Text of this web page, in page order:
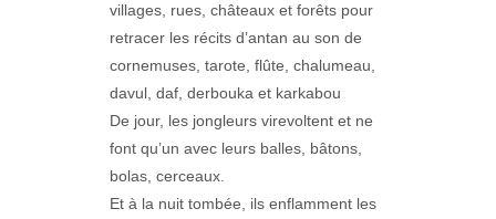
villages, rues, châteaux et forêts pour
retracer les récits d’antan au son de
cornemuses, tarote, flûte, chalumeau,
davul, daf, derbouka et karkabou
De jour, les jongleurs virevoltent et ne
font qu’un avec leurs balles, bâtons,
bolas, cerceaux.
Et à la nuit tombée, ils enflamment les